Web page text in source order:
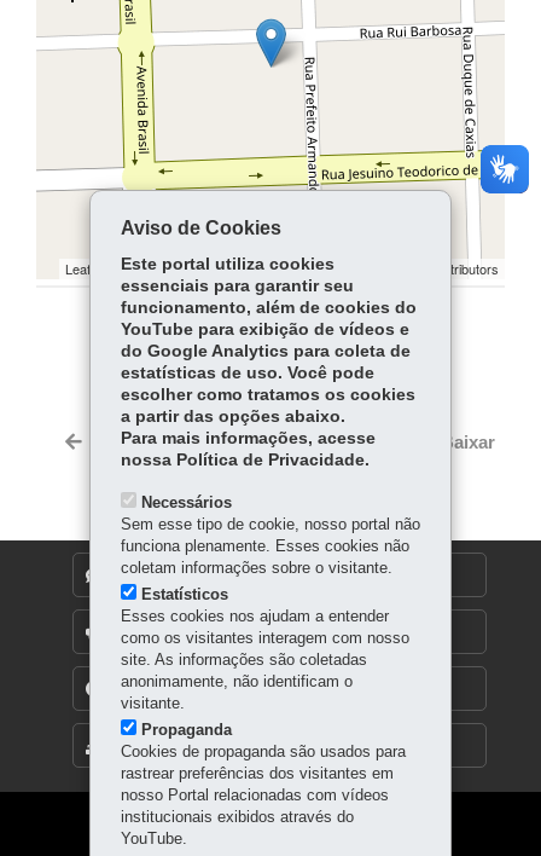
Leaflet | ©OpenStreetMapcontributors | ©OpenStreetMap contributors
COMPARTILHE:
Facebook
Twitter
WhatsApp
Voltar Início Imprimir Baixar
MAPA DO SITE
DENUNCIE CORRUPÇÃO
TRANSPARÊNCIA INSTITUCIONAL
Navegação
Aviso de Cookies
Este portal utiliza cookies
essenciais para garantir seu
funcionamento, além de cookies do
YouTube para exibição de vídeos e
do Google Analytics para coleta de
estatísticas de uso. Você pode
escolher como tratamos os cookies
a partir das opções abaixo.
Para mais informações, acesse
nossa Política de Privacidade.
Necessários
Sem esse tipo de cookie, nosso portal não
funciona plenamente. Esses cookies não
coletam informações sobre o visitante.
Estatísticos
Esses cookies nos ajudam a entender
como os visitantes interagem com nosso
site. As informações são coletadas
anonimamente, não identificam o
visitante.
Propaganda
Cookies de propaganda são usados para
rastrear preferências dos visitantes em
nosso Portal relacionadas com vídeos
institucionais exibidos através do
YouTube.